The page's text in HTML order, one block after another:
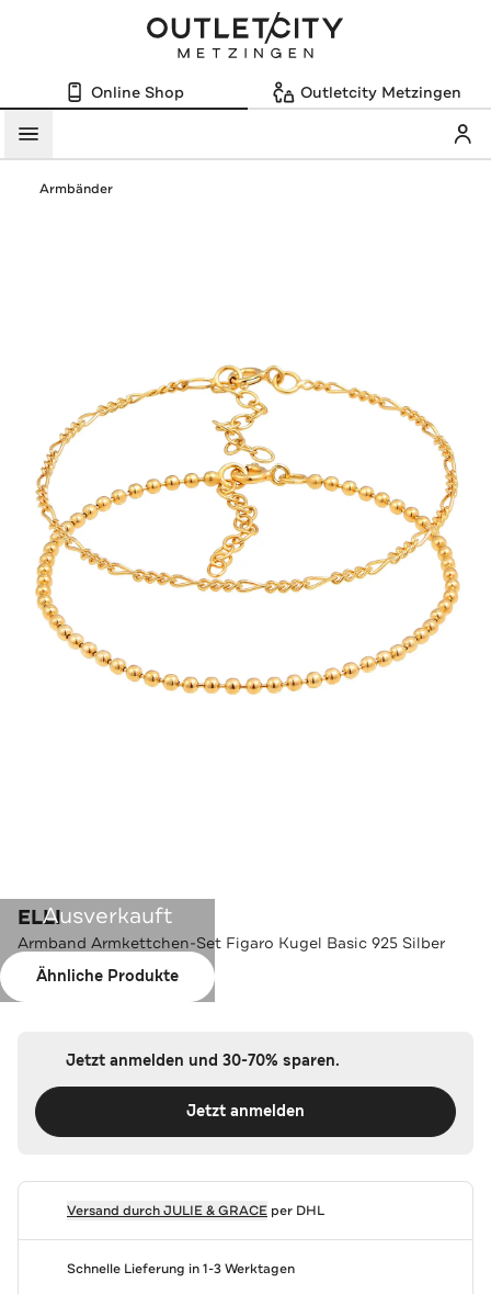
Online Shop Outletcity Metzingen
Menü
Armbänder
Ausverkauft
Ähnliche Produkte
ELLI
Armband Armkettchen-Set Figaro Kugel Basic 925 Silber
Jetzt anmelden und 30-70% sparen.
Jetzt anmelden
Versand durchJULIE & GRACEper DHL
Schnelle Lieferung in 1-3 Werktagen